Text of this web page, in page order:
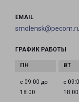
EMAIL
ГРАФИК РАБОТЫ
с 09:00 до
18:00
с
18:00